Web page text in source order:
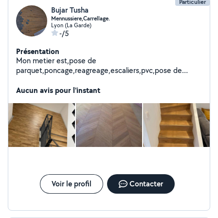
Particulier
Bujar Tusha
Mennussiere,Carrellage.
Lyon (La Garde)
-/5
Présentation
Mon metier est,pose de
parquet,poncage,reagreage,escaliers,pvc,pose de
Aucun avis pour l'instant
Voir le profil Contacter